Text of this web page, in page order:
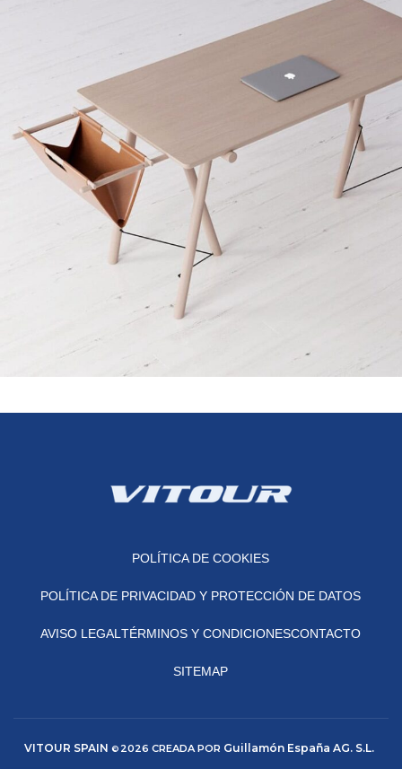
POLÍTICA DE COOKIES
POLÍTICA DE PRIVACIDAD Y PROTECCIÓN DE DATOS
AVISO LEGALTÉRMINOS Y CONDICIONESCONTACTO
SITEMAP
VITOUR SPAIN © 2026 CREADA POR Guillamón España AG. S.L.